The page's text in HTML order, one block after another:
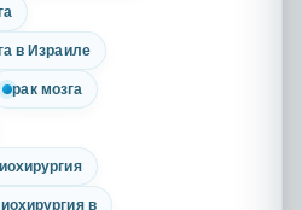
в Израиле
рак мозга
в